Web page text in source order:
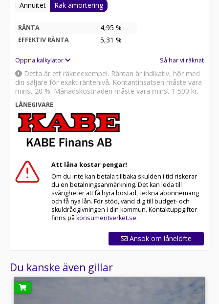
Annuitet Rak amortering
RÄNTA 4,95 %
EFFEKTIV RÄNTA 5,31 %
Öppna kalkylator Så har vi räknat
Detta är ett räkneexempel. Räntan är indikativ, hör med
din säljare för exakt räntenivå. Kontantinsatsen måste vara
minst 20 %. Månadskostnaden måste vara minst 1 500 kr.
LÅNEGIVARE
Att låna kostar pengar!
Om du inte kan betala tillbaka skulden i tid riskerar
du en betalningsanmärkning. Det kan leda till
svårigheter att få hyra bostad, teckna abonnemang
och få nya lån. För stöd, vänd dig till budget- och
skuldrådgivningen i din kommun. Kontaktuppgifter
finns på konsumentverket.se.
Ansök om lånelöfte
Du kanske även gillar